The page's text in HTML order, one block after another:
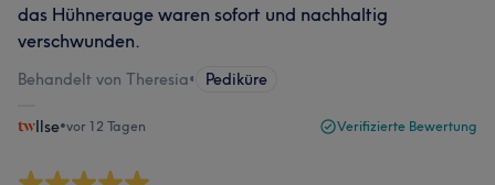
das Hühnerauge waren sofort und nachhaltig
verschwunden.
Behandelt von Theresia• Pediküre
Ilse•vor 12 Tagen Verifizierte Bewertung